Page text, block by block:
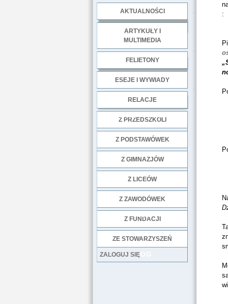
AKTUALNOŚCI
ARTYKUŁY I
MULTIMEDIA
FELIETONY
ESEJE I WYWIADY
RELACJE
Z PRZEDSZKOLI
Z PODSTAWÓWEK
Z GIMNAZJÓW
Z LICEÓW
Z ZAWODÓWEK
Z FUNDACJI
ZE STOWARZYSZEŃ
LOG
ZALOGUJ SIĘ
: